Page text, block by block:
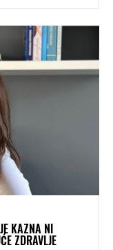
KAZNA NI
ZDRAVLJE